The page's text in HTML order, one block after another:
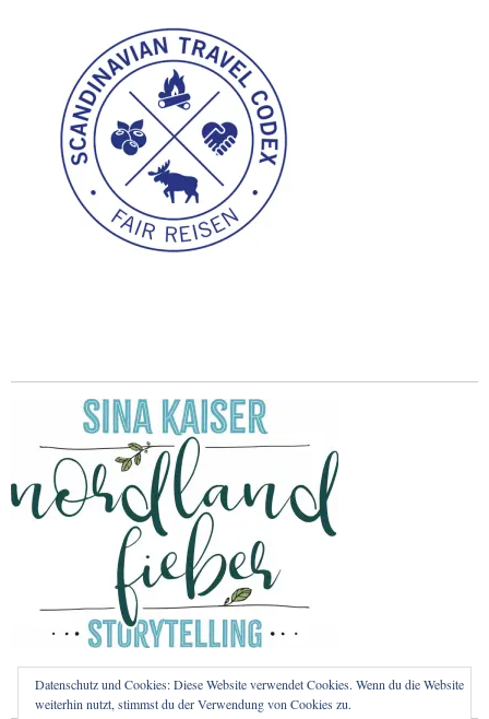
Datenschutz und Cookies: Diese Website verwendet Cookies. Wenn du die Website
weiterhin nutzt, stimmst du der Verwendung von Cookies zu.